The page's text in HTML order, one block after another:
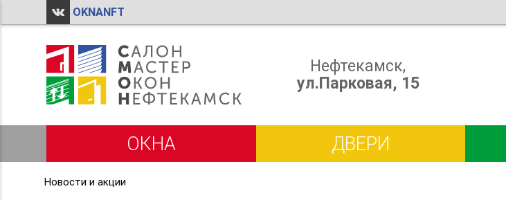
 OKNANFT
Нефтекамск,
ул.Парковая, 15
ОКНА ДВЕРИ
Новости и акции